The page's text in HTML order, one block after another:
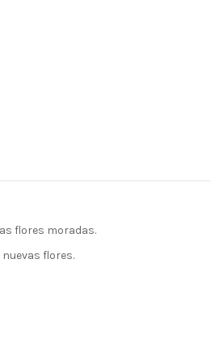
flores moradas.
flores.